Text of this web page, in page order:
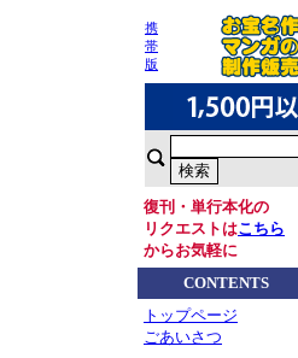
携
帯
版
復刊・単行本化の
リクエストはこちら
からお気軽に
CONTENTS
トップページ
ごあいさつ